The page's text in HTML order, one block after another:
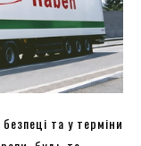
та у терміни